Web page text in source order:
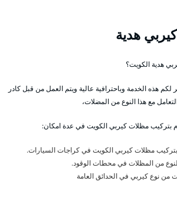
هدية
هدية الكويت؟
هذه الخدمة وباحترافية عالية ويتم العمل من قبل كادر
مع هذا النوع من المضلات،
بتركيب مظلات كيربي الكويت في عدة امكان:
بتركيب مظلات كيربي الكويت في كراجات السيارات.
من المظلات في محطات الوقود.
نوع كيربي في الحدائق العامة